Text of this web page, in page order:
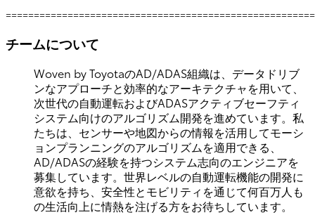
チームについて
Woven by ToyotaのAD/ADAS組織は、データドリブ
ンなアプローチと効率的なアーキテクチャを用いて、
次世代の自動運転およびADASアクティブセーフティ
システム向けのアルゴリズム開発を進めています。私
たちは、センサーや地図からの情報を活用してモーシ
ョンプランニングのアルゴリズムを適用できる、
AD/ADASの経験を持つシステム志向のエンジニアを
募集しています。世界レベルの自動運転機能の開発に
意欲を持ち、安全性とモビリティを通じて何百万人も
の生活向上に情熱を注げる方をお待ちしています。